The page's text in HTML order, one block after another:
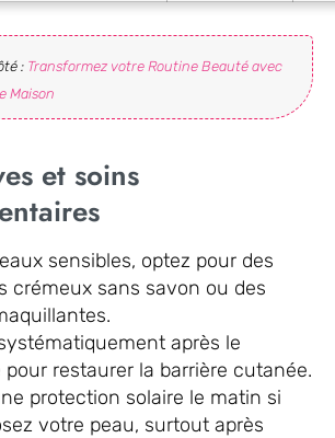
: Transformez votre Routine Beauté avec
Maison
et soins
sensibles, optez pour des
crémeux sans savon ou des
après le
restaurer la barrière cutanée.
protection solaire le matin si
votre peau, surtout après